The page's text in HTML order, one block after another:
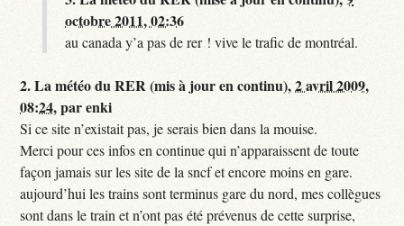
octobre 2011, 02:36
au canada y’a pas de rer ! vive le trafic de montréal.
2.La météo du RER (mis à jour en continu),2 avril 2009,
08:24,parenki
Si ce site n’existait pas, je serais bien dans la mouise.
Merci pour ces infos en continue qui n’apparaissent de toute
façon jamais sur les site de la sncf et encore moins en gare.
aujourd’hui les trains sont terminus gare du nord, mes collègues
sont dans le train et n’ont pas été prévenus de cette surprise,